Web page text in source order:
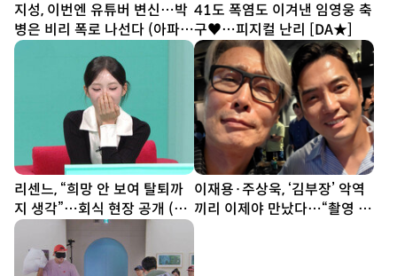
지성, 이번엔 유튜버 변신…박
병은 비리 폭로 나선다 (아파
트)
41도 폭염도 이겨낸 임영웅 축
구♥…피지컬 난리 [DA★]
리센느, “희망 안 보여 탈퇴까
지 생각”…회식 현장 공개 (전
참시)
이재용·주상욱, ‘김부장’ 악역
끼리 이제야 만났다…“촬영 땐